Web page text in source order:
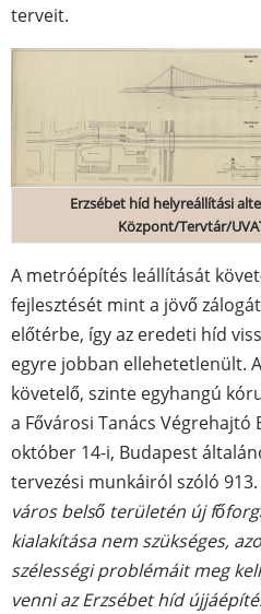
terveit.
Erzsébet híd helyreállítási
Központ/Tervtár/
A metróépítés leállítását
fejlesztését mint a jövő
előtérbe, így az eredeti híd
egyre jobban ellehetetlenült.
követelő, szinte egyhangú
a Fővárosi Tanács Végrehajtó
október 14-i, Budapest
tervezési munkáiról szóló
város belső területén új
kialakítása nem szükséges,
szélességi problémáit meg
venni az Erzsébet híd